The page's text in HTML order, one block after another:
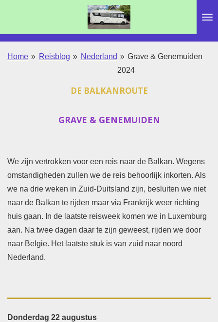
de
Home » Reisblog » Nederland » Grave & Genemuiden
2024
DE BALKANROUTE
GRAVE & GENEMUIDEN
We zijn vertrokken voor een reis naar de Balkan. Wegens
omstandigheden zullen we de reis behoorlijk inkorten. Als
we na drie weken in Zuid-Duitsland zijn, besluiten we niet
naar de Balkan te rijden maar via Frankrijk weer richting
huis gaan. In de laatste reisweek komen we in Luxemburg
aan. Na twee dagen daar te zijn geweest, rijden we door
naar Belgie. Het laatste stuk is van zuid naar noord
Nederland.
Donderdag 22 augustus